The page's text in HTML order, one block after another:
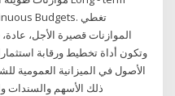
الموازنات قصيرة الأجل،
وتكون أداة تخطيط ورقابة
الأصول في الميزانية العمومية
ذلك الأسهم والسندات والعقارات